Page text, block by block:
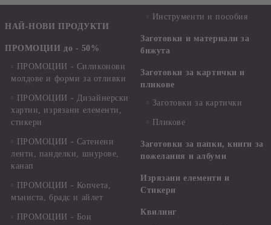
НАЙ-НОВИ ПРОДУКТИ
ПРОМОЦИИ до - 50%
ПРОМОЦИИ - Силиконови
молдове и форми за отливки
ПРОМОЦИИ - Дизайнерски
хартии, изрязани елементи,
стикери
ПРОМОЦИИ - Сатенени
ленти, панделки, шнурове,
канап
ПРОМОЦИИ - Копчета,
мъниста, брадс и айлет
ПРОМОЦИИ - Бои
Инструменти и пособия
Заготовки и материали за
бижута
Заготовки за картички и
пликове
Заготовки за картички
Пликове
Заготовки за папки, книги за
пожелания и албуми
Изрязани елементи и
Стикери
Квилинг